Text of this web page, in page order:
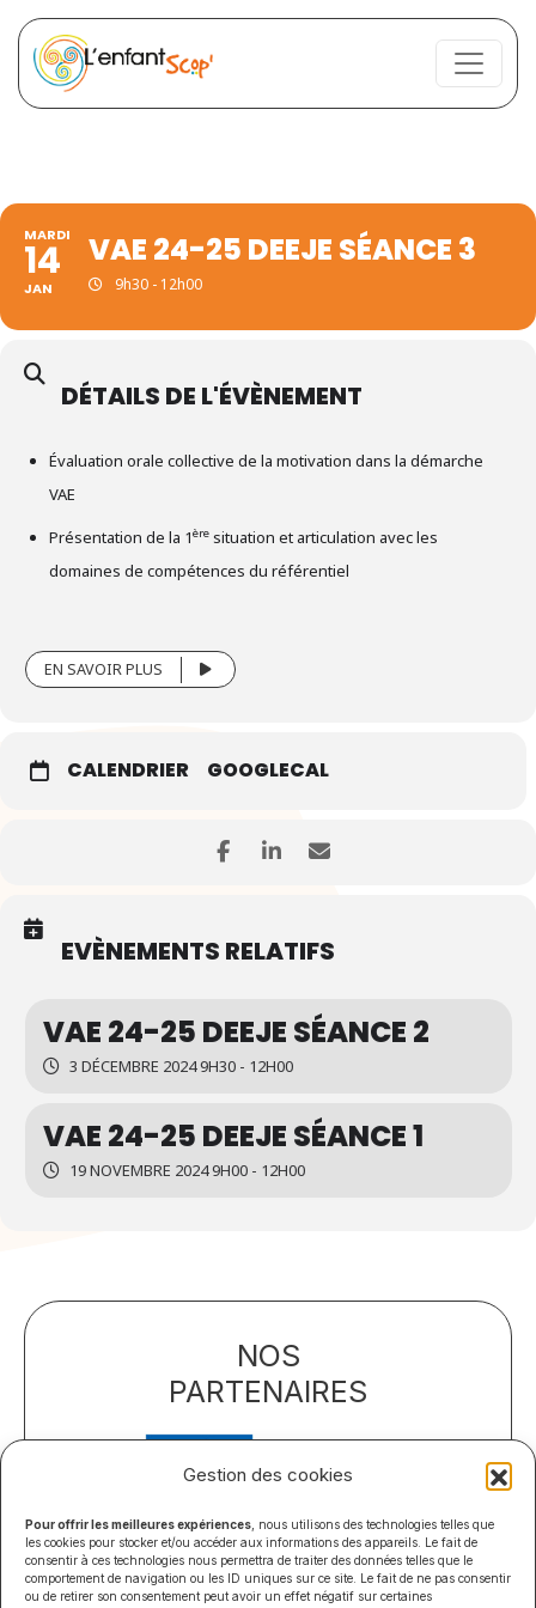
Gestion des cookies
Pour offrir les meilleures expériences , nous utilisons des technologies telles que
les cookies pour stocker et/ou accéder aux informations des appareils. Le fait de
consentir à ces technologies nous permettra de traiter des données telles que le
comportement de navigation ou les ID uniques sur ce site. Le fait de ne pas consentir
ou de retirer son consentement peut avoir un effet négatif sur certaines
MARDI
14
JAN
VAE 24-25 DEEJE SÉANCE 3
9h30 - 12h00
DÉTAILS DE L'ÉVÈNEMENT
Évaluation orale collective de la motivation dans la démarche
VAE
Présentation de la 1ère situation et articulation avec les
domaines de compétences du référentiel
EN SAVOIR PLUS
CALENDRIER GOOGLECAL
EVÈNEMENTS RELATIFS
VAE 24-25 DEEJE SÉANCE 2
3 DÉCEMBRE 2024 9H30 - 12H00
VAE 24-25 DEEJE SÉANCE 1
19 NOVEMBRE 2024 9H00 - 12H00
NOS
PARTENAIRES